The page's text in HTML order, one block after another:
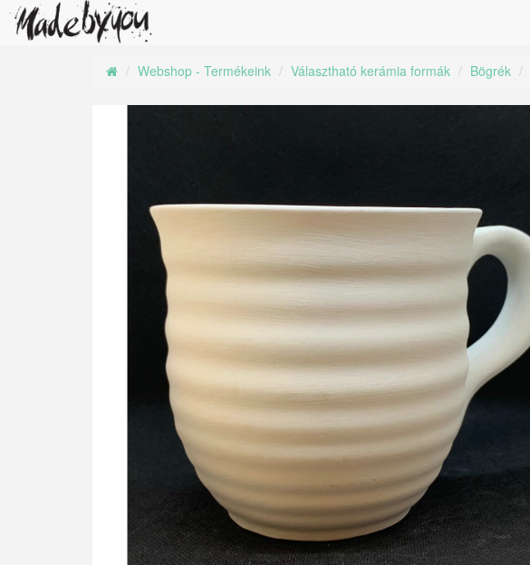
Webshop - Termékeink Választható kerámia formák Bögrék